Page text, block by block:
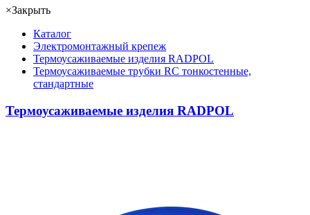
×Закрыть
Каталог
Электромонтажный крепеж
Термоусаживаемые изделия RADPOL
Термоусаживаемые трубки RC тонкостенные,
стандартные
Термоусаживаемые изделия RADPOL